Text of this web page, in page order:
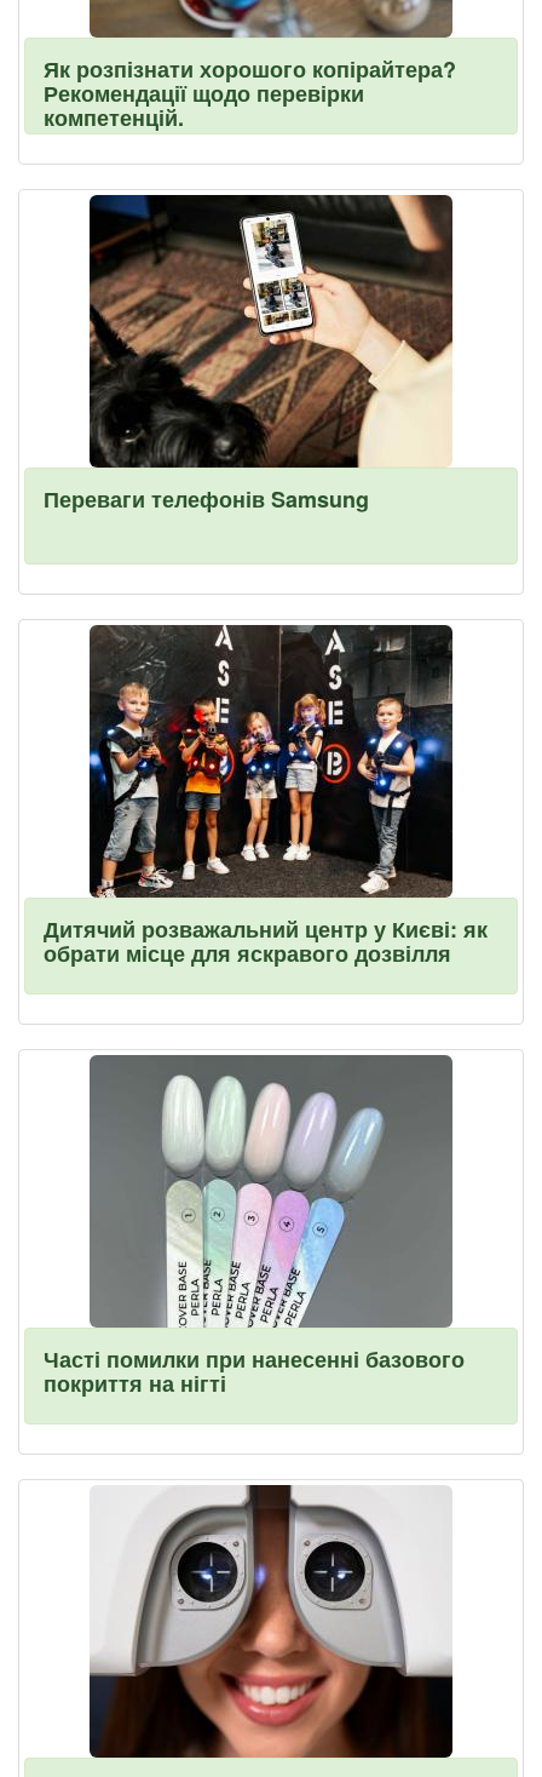
Як розпізнати хорошого копірайтера?
Рекомендації щодо перевірки
компетенцій.
Переваги телефонів Samsung
Дитячий розважальний центр у Києві: як
обрати місце для яскравого дозвілля
Часті помилки при нанесенні базового
покриття на нігті